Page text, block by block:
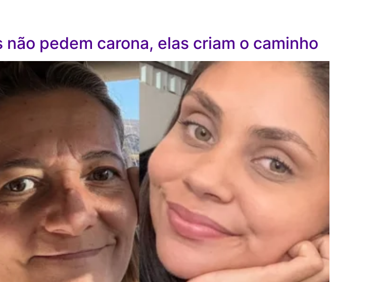
pedem carona, elas criam o caminho